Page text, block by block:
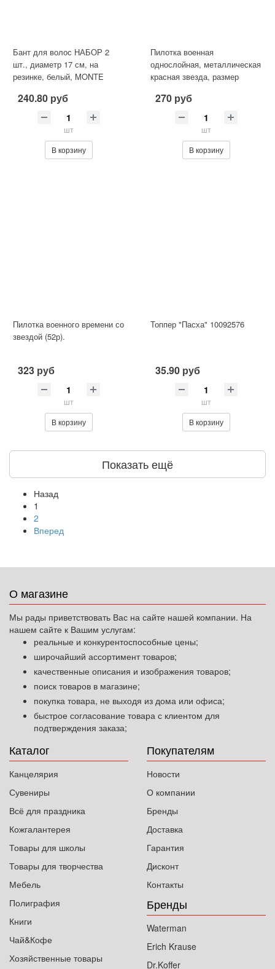
Бант для волос НАБОР 2
шт., диаметр 17 см, на
резинке, белый, MONTE
240.80 руб
шт
В корзину
Пилотка военная
однослойная, металлическая
красная звезда, размер
270 руб
шт
В корзину
Пилотка военного времени со
звездой (52р).
323 руб
шт
В корзину
Топпер "Пасха" 10092576
35.90 руб
шт
В корзину
Показать ещё
Назад
1
2
Вперед
О магазине
Мы рады приветствовать Вас на сайте нашей компании. На
нашем сайте к Вашим услугам:
реальные и конкурентоспособные цены;
широчайший ассортимент товаров;
качественные описания и изображения товаров;
поиск товаров в магазине;
покупка товара, не выходя из дома или офиса;
быстрое согласование товара с клиентом для
подтверждения заказа;
Каталог
Канцелярия
Сувениры
Всё для праздника
Кожгалантерея
Товары для школы
Товары для творчества
Мебель
Полиграфия
Книги
Чай&Кофе
Хозяйственные товары
Покупателям
Новости
О компании
Бренды
Доставка
Гарантия
Дисконт
Контакты
Бренды
Waterman
Erich Krause
Dr.Koffer